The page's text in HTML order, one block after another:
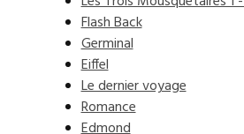
Flash Back
Germinal
Eiffel
Le dernier voyage
Romance
Edmond